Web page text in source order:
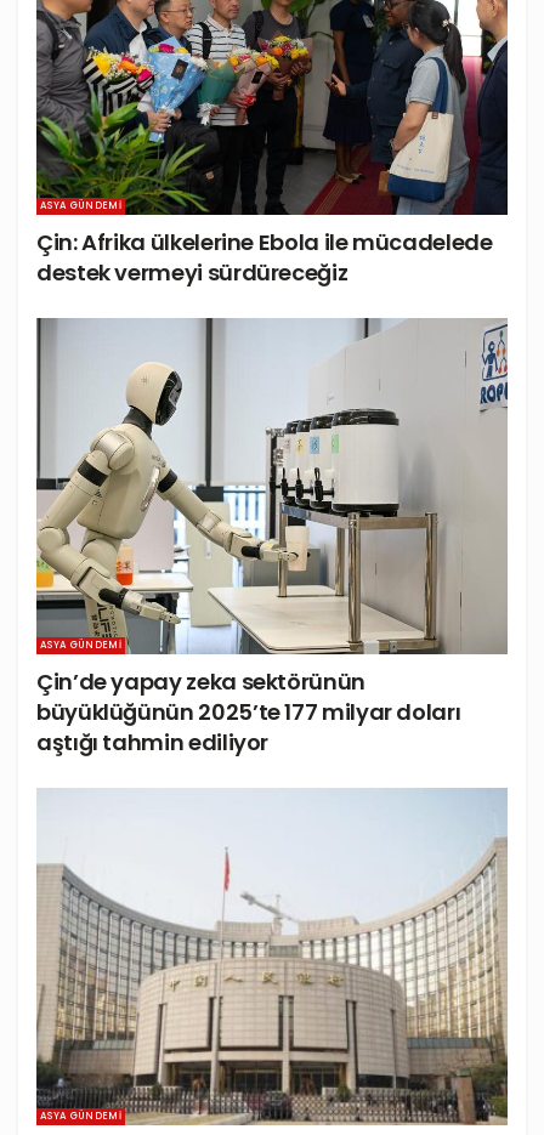
ASYA GÜNDEMI
Çin: Afrika ülkelerine Ebola ile mücadelede
destek vermeyi sürdüreceğiz
ASYA GÜNDEMI
Çin’de yapay zeka sektörünün
büyüklüğünün 2025’te 177 milyar doları
aştığı tahmin ediliyor
ASYA GÜNDEMI